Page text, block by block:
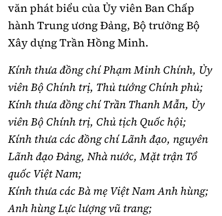
Đăng kiểm
Đường sắt tốc độ cao
Đường thủy
Hàng hải
Đường sắt đô thị
Nhà thầu
Mời thầu - Đấu thầu
Thi viết về GTVT
Bảo hiểm
Doanh nghiệp
Điều tra
Pháp đình
Hỏi - Đáp
Giao thông 24h
ATGT địa phương
Lái xe an toàn
Chung tay vì ATGT
Gương sáng giao thông
Chất lượng sống
Đời sống
Lao động - Công đoàn
Văn hóa - Giải Trí
Văn hóa
Showbiz
Âm nhạc
Thể thao
Bóng đá
Bình luận
Hậu trường sao
360 độ thể thao
Công nghệ
Công nghệ mới
Tư vấn
Thế giới
Thời sự Quốc tế
Hồ sơ tài liệu
Thế giới giao thông
Đi ++
Du lịch
Khám phá
Video
Thời sự
văn phát biểu của Ủy viên Ban Chấp
hành Trung ương Đảng, Bộ trưởng Bộ
Xây dựng Trần Hồng Minh.
Kính thưa đồng chí Phạm Minh Chính, Ủy
viên Bộ Chính trị, Thủ tướng Chính phủ;
Kính thưa đồng chí Trần Thanh Mẫn, Ủy
viên Bộ Chính trị, Chủ tịch Quốc hội;
Kính thưa các đồng chí Lãnh đạo, nguyên
Lãnh đạo Đảng, Nhà nước, Mặt trận Tổ
quốc Việt Nam;
Kính thưa các Bà mẹ Việt Nam Anh hùng;
Anh hùng Lực lượng vũ trang;